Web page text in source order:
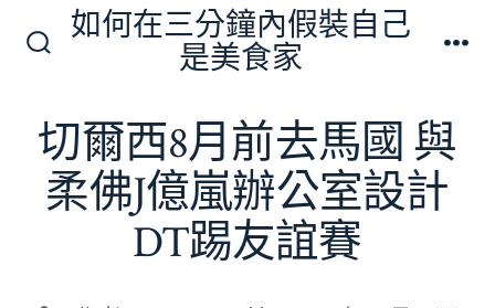
換
開
關
如何在三分鐘內假裝自己
是美食家
切爾西8月前去馬國 與
柔佛J億嵐辦公室設計
DT踢友誼賽